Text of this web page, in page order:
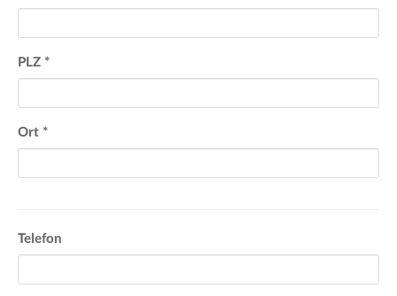
PLZ *
Ort *
Telefon